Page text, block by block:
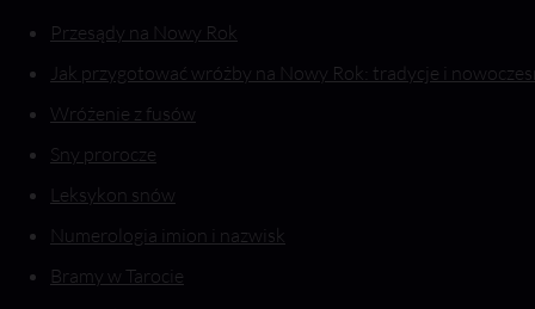
Przesądy na Nowy Rok
Jak przygotować wróżby na Nowy Rok: tradycje i
Wróżenie z fusów
Sny prorocze
Leksykon snów
Numerologia imion i nazwisk
Bramy w Tarocie